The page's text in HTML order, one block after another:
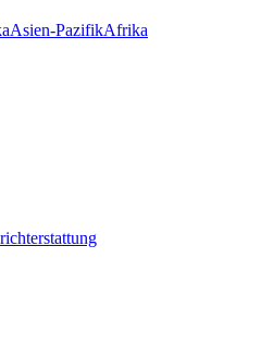
Asien-PazifikAfrika